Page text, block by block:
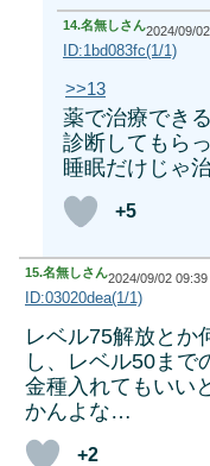
14.名無しさん2024/09/
ID:1bd083fc(1/1)
>>13
薬で治療でき
診断してもら
睡眠だけじゃ
+5
15.名無しさん2024/09/02 09:39
ID:03020dea(1/1)
レベル75解放とか
し、レベル50まで
金種入れてもいい
かんよな…
+2